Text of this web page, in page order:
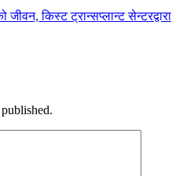
किस्ट ट्रान्सप्लान्ट सेन्टरद्वारा